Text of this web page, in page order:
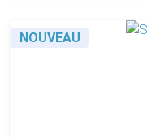
NOUVEAU